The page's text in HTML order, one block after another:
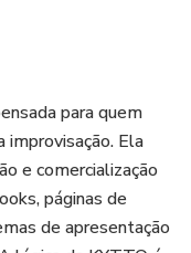
cicluri, să-ți
Împotriva Energiei
chiar de astăzi
a tot ceea ce
para quem
improvisação. Ela
e comercialização
páginas de
de apresentação